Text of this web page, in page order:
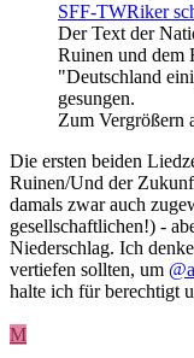
SFF-TWRiker
Der Text der
Ruinen und dem
"Deutschland
gesungen.
Zum Vergrößern
Die ersten beiden
Ruinen/Und der
damals zwar auch
gesellschaftlichen!) -
Niederschlag. Ich
vertiefen sollten, um
halte ich für berechtigt
M